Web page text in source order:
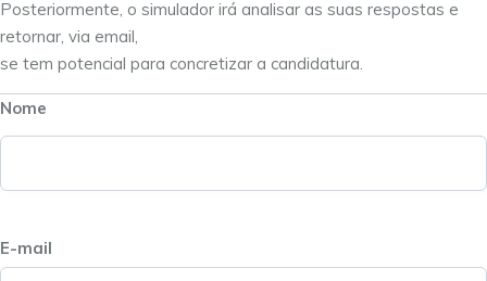
Posteriormente, o simulador irá analisar as suas respostas e
retornar, via email,
se tem potencial para concretizar a candidatura.
Nome
E-mail